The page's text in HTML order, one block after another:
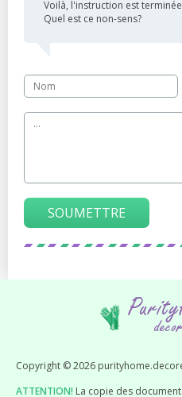
Voilà, l'instruction est
Quel est ce non-sens?
SOUMETTRE
Copyright © 2026
ATTENTION! La copie des